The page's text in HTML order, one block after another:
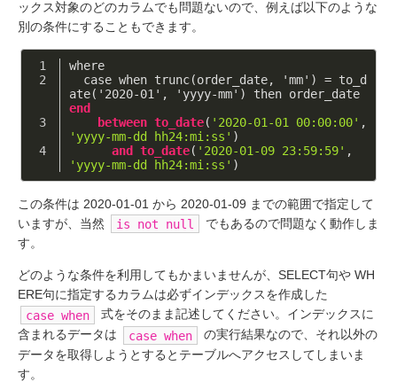
ックス対象のどのカラムでも問題ないので、例えば以下のような
別の条件にすることもできます。
where
end
between to_date( '2020-01-01 00:00:00'
'yyyy-mm-dd hh24:mi:ss' )
and to_date( '2020-01-09 23:59:59'
'yyyy-mm-dd hh24:mi:ss' )
この条件は 2020-01-01 から 2020-01-09 までの範囲で指定して
いますが、当然
is not null
でもあるので問題なく動作しま
す。
どのような条件を利用してもかまいませんが、SELECT句や WH
ERE句に指定するカラムは必ずインデックスを作成した
case when
式をそのまま記述してください。インデックスに
含まれるデータは
case when
の実行結果なので、それ以外の
データを取得しようとするとテーブルへアクセスしてしまいま
す。